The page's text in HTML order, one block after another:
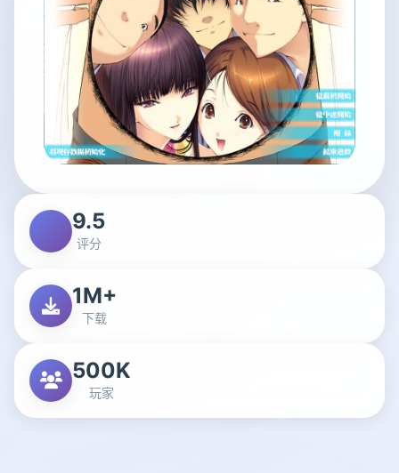
9.5
评分
1M+
下载
500K
玩家